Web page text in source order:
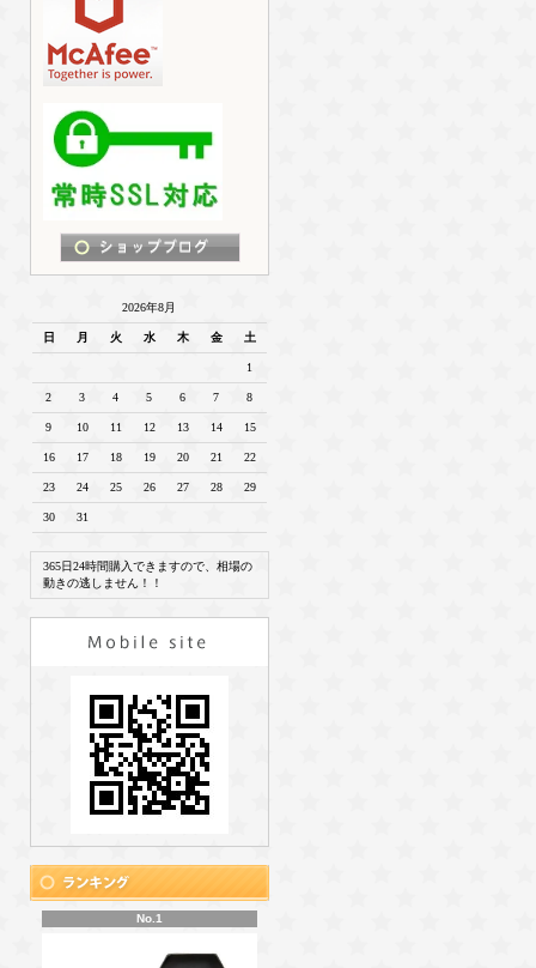
2026年8月
日 月 火 水 木 金 土
1
2 3 4 5 6 7 8
9 10 11 12 13 14 15
16 17 18 19 20 21 22
23 24 25 26 27 28 29
30 31
365日24時間購入できますので、相場の
動きの逃しません！！
No.1